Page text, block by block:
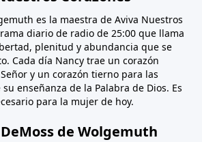
es la maestra de Aviva Nuestros
diario de radio de 25:00 que llama
plenitud y abundancia que se
Cada día Nancy trae un corazón
y un corazón tierno para las
enseñanza de la Palabra de Dios. Es
para la mujer de hoy.
de Wolgemuth